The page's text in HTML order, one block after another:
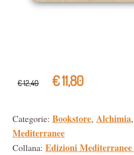
€ 12,40 € 11,80
Categorie: Bookstore, Alchimia,
Mediterranee
Collana: Edizioni